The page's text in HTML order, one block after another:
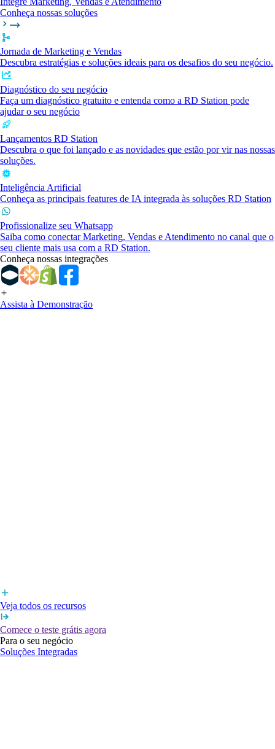
Conheça nossas soluções
Jornada de Marketing e Vendas
Descubra estratégias e soluções ideais para os desafios do seu negócio.
Diagnóstico do seu negócio
Faça um diagnóstico gratuito e entenda como a RD Station pode
ajudar o seu negócio
Lançamentos RD Station
Descubra o que foi lançado e as novidades que estão por vir nas nossas
soluções.
Inteligência Artificial
Conheça as principais features de IA integrada às soluções RD Station
Profissionalize seu Whatsapp
Saiba como conectar Marketing, Vendas e Atendimento no canal que o
seu cliente mais usa com a RD Station.
Conheça nossas integrações
Assista à Demonstração
Veja todos os recursos
Comece o teste grátis agora
Para o seu negócio
Soluções Integradas